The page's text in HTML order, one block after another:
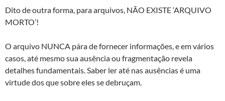
Dito de outra forma, para arquivos, NÃO EXISTE ‘ARQUIVO
MORTO’!
O arquivo NUNCA pára de fornecer informações, e em vários
casos, até mesmo sua ausência ou fragmentação revela
detalhes fundamentais. Saber ler até nas ausências é uma
virtude dos que sobre eles se debruçam.